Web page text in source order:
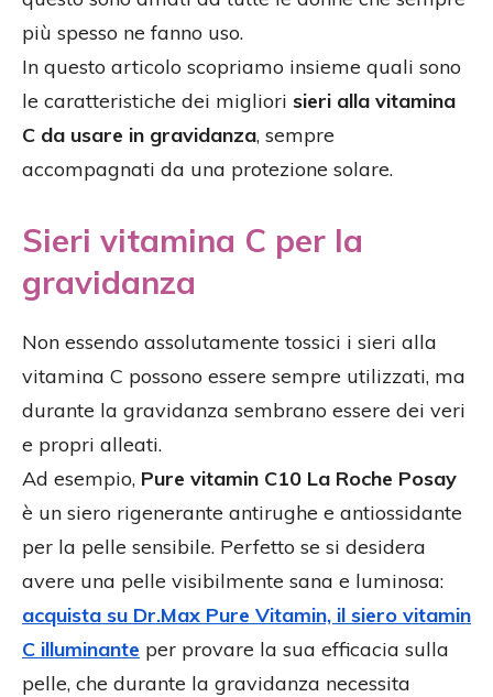
più spesso ne fanno uso.
In questo articolo scopriamo insieme quali sono
le caratteristiche dei migliori sieri alla vitamina
C da usare in gravidanza, sempre
accompagnati da una protezione solare.
Sieri vitamina C per la
gravidanza
Non essendo assolutamente tossici i sieri alla
vitamina C possono essere sempre utilizzati, ma
durante la gravidanza sembrano essere dei veri
e propri alleati.
Ad esempio, Pure vitamin C10 La Roche Posay
è un siero rigenerante antirughe e antiossidante
per la pelle sensibile. Perfetto se si desidera
avere una pelle visibilmente sana e luminosa:
acquista su Dr.Max Pure Vitamin, il siero vitamin
C illuminante per provare la sua efficacia sulla
pelle, che durante la gravidanza necessita